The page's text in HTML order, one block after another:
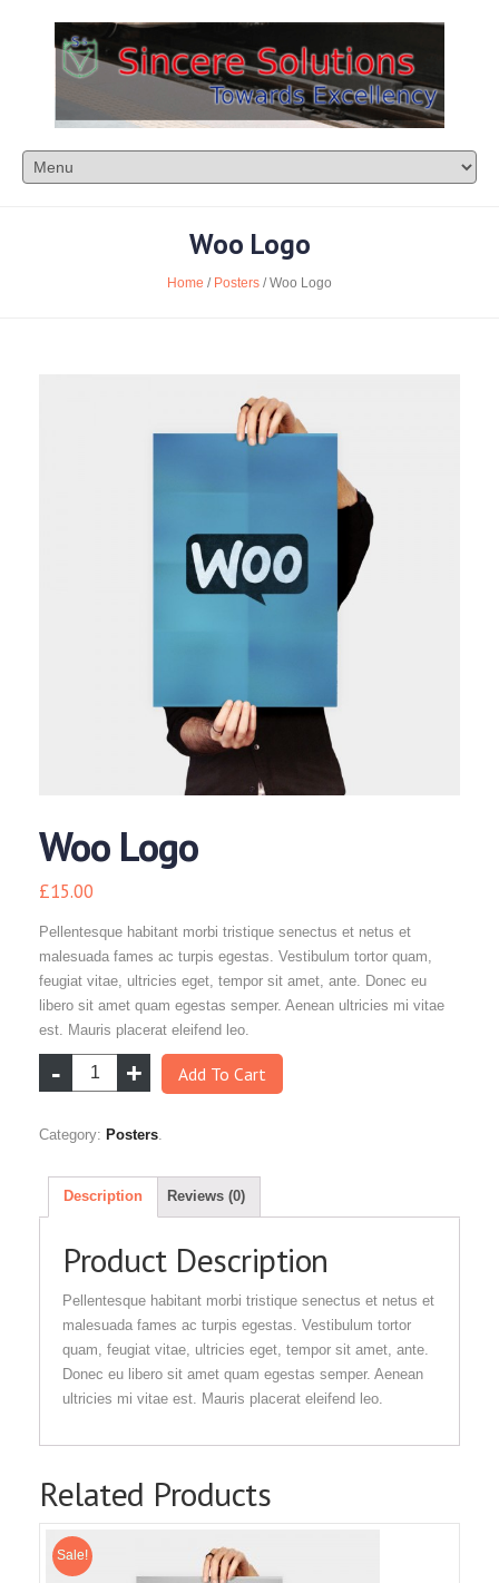
Woo Logo
Home / Posters / Woo Logo
Woo Logo
£15.00
Pellentesque habitant morbi tristique senectus et netus et
malesuada fames ac turpis egestas. Vestibulum tortor quam,
feugiat vitae, ultricies eget, tempor sit amet, ante. Donec eu
libero sit amet quam egestas semper. Aenean ultricies mi vitae
est. Mauris placerat eleifend leo.
Add To Cart
Category: Posters
Description Reviews (0)
Product Description
Pellentesque habitant morbi tristique senectus et netus et
malesuada fames ac turpis egestas. Vestibulum tortor
quam, feugiat vitae, ultricies eget, tempor sit amet, ante.
Donec eu libero sit amet quam egestas semper. Aenean
ultricies mi vitae est. Mauris placerat eleifend leo.
Related Products
Sale!